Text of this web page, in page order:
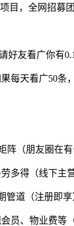
目，全网招募
友看广你有
每天看广50条
（朋友圈在有
得（线下主
道（注册即享
员、物业费等